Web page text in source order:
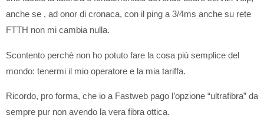
anche se , ad onor di cronaca, con il ping a 3/4ms anche su rete
FTTH non mi cambia nulla.
Scontento perchè non ho potuto fare la cosa più semplice del
mondo: tenermi il mio operatore e la mia tariffa.
Ricordo, pro forma, che io a Fastweb pago l’opzione “ultrafibra” da
sempre pur non avendo la vera fibra ottica.